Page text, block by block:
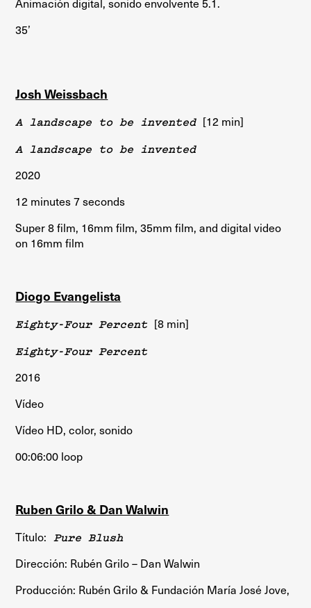
Animación digital, sonido envolvente 5.1.
35’
Josh Weissbach
A landscape to be invented [12 min]
A landscape to be invented
2020
12 minutes 7 seconds
Super 8 film, 16mm film, 35mm film, and digital video
on 16mm film
Diogo Evangelista
Eighty-Four Percent [8 min]
Eighty-Four Percent
2016
Vídeo
Vídeo HD, color, sonido
00:06:00 loop
Ruben Grilo & Dan Walwin
Título: Pure Blush
Dirección: Rubén Grilo – Dan Walwin
Producción: Rubén Grilo & Fundación María José Jove,